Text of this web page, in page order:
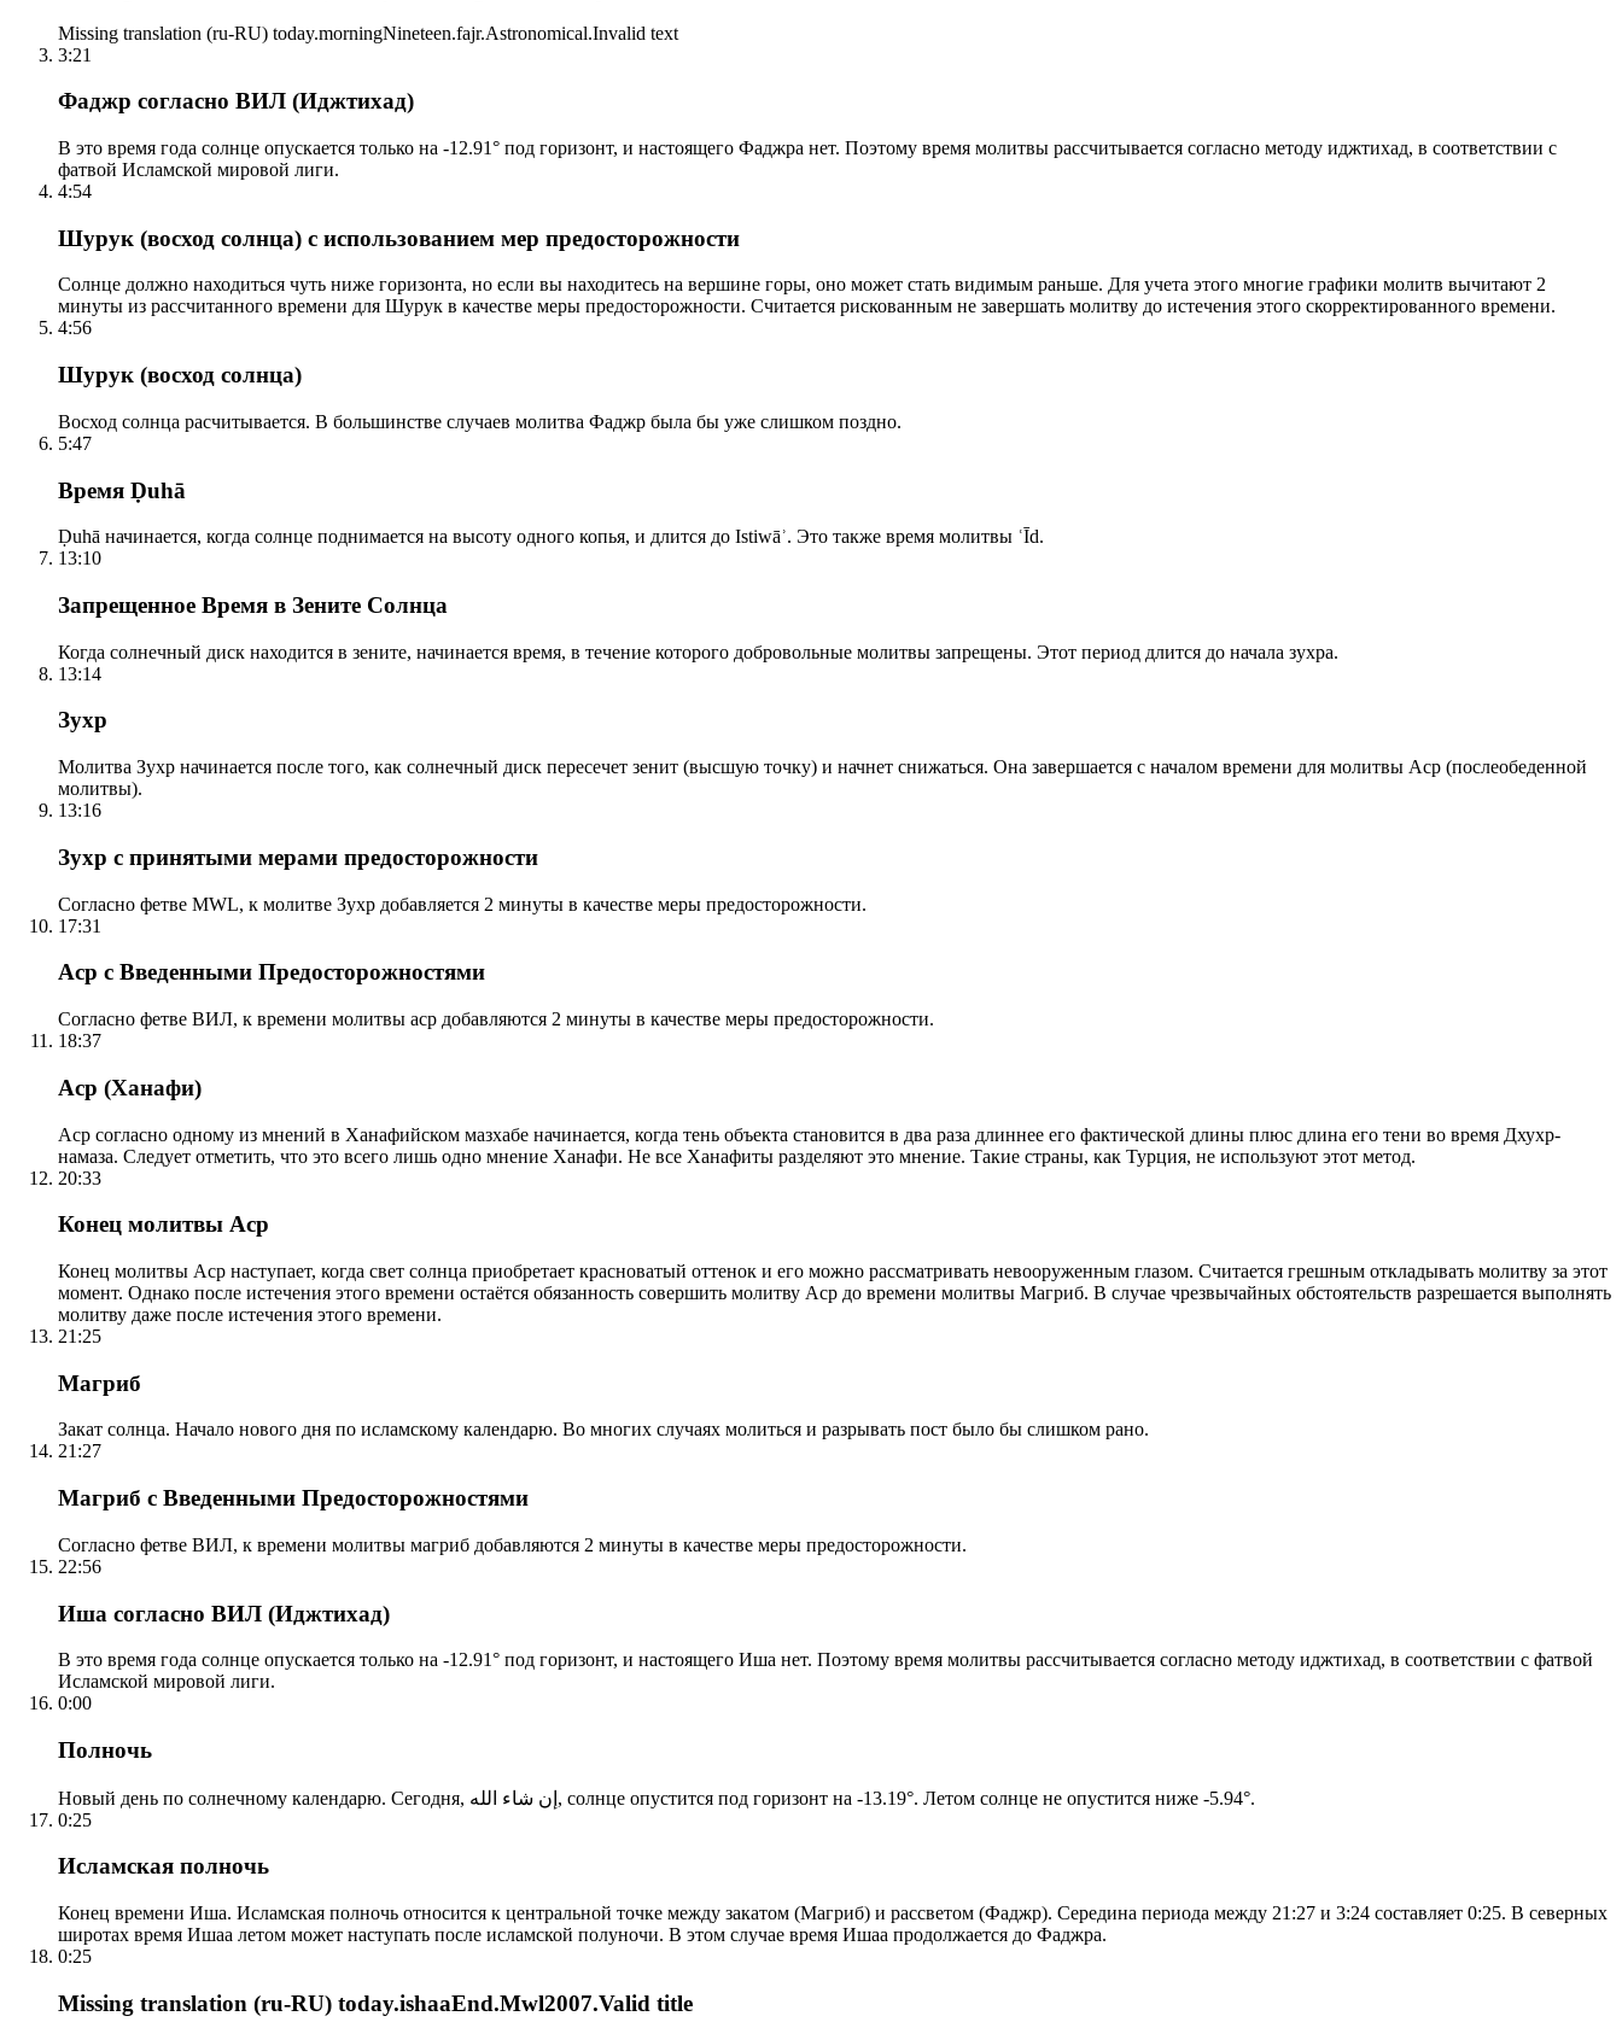
Missing translation (ru-RU) today.morningNineteen.fajr.Astronomical.Invalid text
3:21
Фаджр согласно ВИЛ (Иджтихад)
В это время года солнце опускается только на -12.91° под горизонт, и настоящего Фаджра нет. Поэтому время молитвы рассчитывается согласно методу иджтихад, в соответствии с
фатвой Исламской мировой лиги.
4:54
Шурук (восход солнца) с использованием мер предосторожности
Солнце должно находиться чуть ниже горизонта, но если вы находитесь на вершине горы, оно может стать видимым раньше. Для учета этого многие графики молитв вычитают 2
минуты из рассчитанного времени для Шурук в качестве меры предосторожности. Считается рискованным не завершать молитву до истечения этого скорректированного времени.
4:56
Шурук (восход солнца)
Восход солнца расчитывается. В большинстве случаев молитва Фаджр была бы уже слишком поздно.
5:47
Время Ḍuhā
Ḍuhā начинается, когда солнце поднимается на высоту одного копья, и длится до Istiwāʾ. Это также время молитвы ʿĪd.
13:10
Запрещенное Время в Зените Солнца
Когда солнечный диск находится в зените, начинается время, в течение которого добровольные молитвы запрещены. Этот период длится до начала зухра.
13:14
Зухр
Молитва Зухр начинается после того, как солнечный диск пересечет зенит (высшую точку) и начнет снижаться. Она завершается с началом времени для молитвы Аср (послеобеденной
молитвы).
13:16
Зухр с принятыми мерами предосторожности
Согласно фетве MWL, к молитве Зухр добавляется 2 минуты в качестве меры предосторожности.
17:31
Аср с Введенными Предосторожностями
Согласно фетве ВИЛ, к времени молитвы аср добавляются 2 минуты в качестве меры предосторожности.
18:37
Аср (Ханафи)
Аср согласно одному из мнений в Ханафийском мазхабе начинается, когда тень объекта становится в два раза длиннее его фактической длины плюс длина его тени во время Дхухр-
намаза. Следует отметить, что это всего лишь одно мнение Ханафи. Не все Ханафиты разделяют это мнение. Такие страны, как Турция, не используют этот метод.
20:33
Конец молитвы Аср
Конец молитвы Аср наступает, когда свет солнца приобретает красноватый оттенок и его можно рассматривать невооруженным глазом. Считается грешным откладывать молитву за этот
момент. Однако после истечения этого времени остаётся обязанность совершить молитву Аср до времени молитвы Магриб. В случае чрезвычайных обстоятельств разрешается выполнять
молитву даже после истечения этого времени.
21:25
Магриб
Закат солнца. Начало нового дня по исламскому календарю. Во многих случаях молиться и разрывать пост было бы слишком рано.
21:27
Магриб с Введенными Предосторожностями
Согласно фетве ВИЛ, к времени молитвы магриб добавляются 2 минуты в качестве меры предосторожности.
22:56
Иша согласно ВИЛ (Иджтихад)
В это время года солнце опускается только на -12.91° под горизонт, и настоящего Иша нет. Поэтому время молитвы рассчитывается согласно методу иджтихад, в соответствии с фатвой
Исламской мировой лиги.
0:00
Полночь
Новый день по солнечному календарю. Сегодня, إن شاء الله, солнце опустится под горизонт на -13.19°. Летом солнце не опустится ниже -5.94°.
0:25
Исламская полночь
Конец времени Иша. Исламская полночь относится к центральной точке между закатом (Магриб) и рассветом (Фаджр). Середина периода между 21:27 и 3:24 составляет 0:25. В северных
широтах время Ишаа летом может наступать после исламской полуночи. В этом случае время Ишаа продолжается до Фаджра.
0:25
Missing translation (ru-RU) today.ishaaEnd.Mwl2007.Valid title